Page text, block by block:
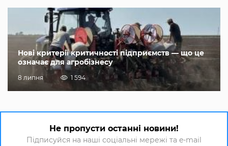
Нові критерії критичності підприємств — що це
означає для агробізнесу
8 липня 1 594
Не пропусти останні новини!
Підписуйся на наші соціальні мережі та e-mail